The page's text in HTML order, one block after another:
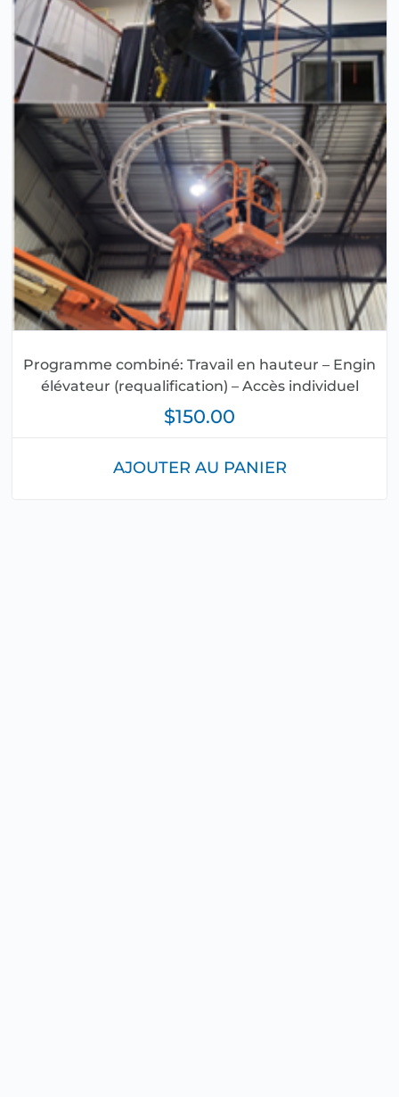
Programme combiné: Travail en hauteur – Engin
élévateur (requalification) – Accès individuel
$150.00
AJOUTER AU PANIER